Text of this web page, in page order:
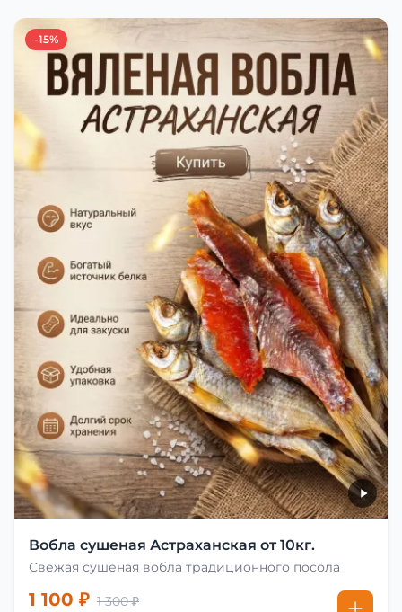
-15%
Вобла сушеная Астраханская от 10кг.
Свежая сушёная вобла традиционного посола
1 100 ₽ 1 300 ₽